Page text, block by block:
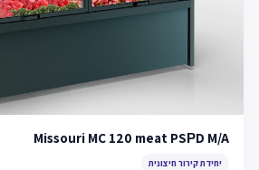
Missouri MC 120 meat PSРD M/A
יחידת קירור חיצונית